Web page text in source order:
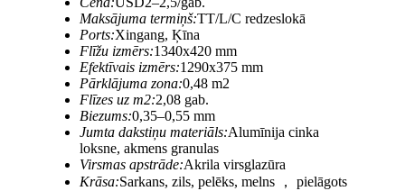
Maksājuma termiņš:TT/L/C redzeslokā
Ports:Xingang, Ķīna
Flīžu izmērs:1340x420 mm
Efektīvais izmērs:1290x375 mm
Pārklājuma zona:0,48 m2
Flīzes uz m2:2,08 gab.
Biezums:0,35–0,55 mm
Jumta dakstiņu materiāls:Alumīnija cinka
loksne, akmens granulas
Virsmas apstrāde:Akrila virsglazūra
Krāsa:Sarkans, zils, pelēks, melns ， pielāgots